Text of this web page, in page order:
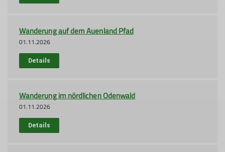
Wanderung auf dem Auenland Pfad
01.11.2026
Details
Wanderung im nördlichen Odenwald
01.11.2026
Details